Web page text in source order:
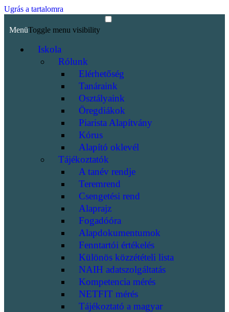
Ugrás a tartalomra
MenüToggle menu visibility
Iskola
Rólunk
Elérhetőség
Tanáraink
Osztályaink
Öregdiákok
Piarista Alapítvány
Kórus
Alapító oklevél
Tájékoztatók
A tanév rendje
Teremrend
Csengetési rend
Alaprajz
Fogadóóra
Alapdokumentumok
Fenntartói értékelés
Különös közzétételi lista
NAIH adatszolgáltatás
Kompetencia mérés
NETFIT mérés
Tájékoztató a magyar